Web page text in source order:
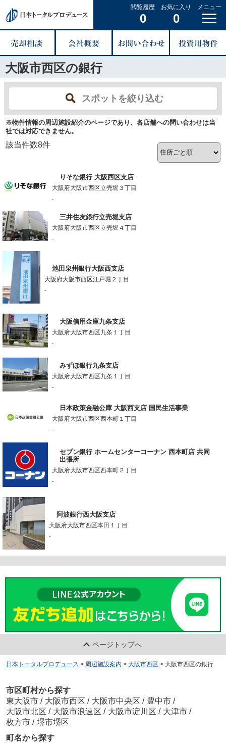
閲覧履歴
0
お気に入り
0
メニュー
大阪市西区の銀行
スポットを絞り込む
※物件情報の周辺施設紹介のページであり、各店舗への問い合わせは当
社では対応できません。
該当件数8件
りそな銀行 大阪西区支店
大阪府大阪市西区立売堀３丁目
-
三井住友銀行立売堀支店
大阪府大阪市西区立売堀４丁目
-
池田泉州銀行大阪西支店
大阪府大阪市西区江戸堀２丁目
-
大阪信用金庫九条支店
大阪府大阪市西区九条１丁目
-
みずほ銀行九条支店
大阪府大阪市西区九条１丁目
-
日本政策金融公庫 大阪西支店 国民生活事業
大阪府大阪市西区西本町１丁目
-
セブン銀行 ホームセンターコーナン 西本町店 共同
出張所
大阪府大阪市西区西本町２丁目
-
阿波銀行西大阪支店
大阪府大阪市西区本田１丁目
-
ページトップへ
日本トータルプロデュース > 周辺施設案内 > 大阪市西区 > 大阪市西区の銀行
市区町村から探す
東大阪市 / 大阪市西区 / 大阪市中央区 / 豊中市 /
大阪市北区 / 大阪市浪速区 / 大阪市淀川区 / 大津市 /
枚方市 / 堺市堺区
町名から探す